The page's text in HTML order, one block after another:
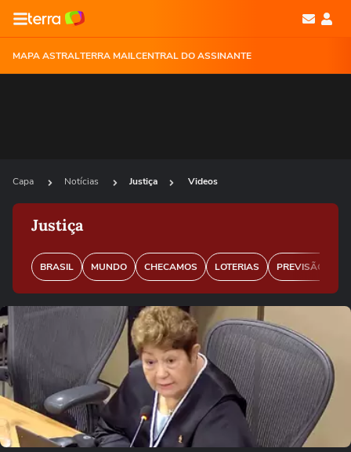
MAPA ASTRALTERRA MAILCENTRAL DO ASSINANTE
Capa Notícias Justiça Videos
Justiça
BRASIL MUNDO CHECAMOS LOTERIAS PREVISÃO DO
Ops!
Não foi possível reproduzir o vídeo
Tentar novamente